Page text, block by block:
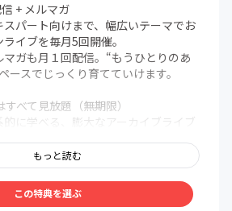
+ メルマガ
パート向けまで、幅広いテーマでお
イブを毎月5回開催。
ガも月１回配信。“もうひとりのあ
ースでじっくり育てていけます。
べて見放題（無期限）
的に学べる、膨大なアーカイブライブ
好きなタイミングでアクセスできま
コミュニティ
もっと読む
この特典を選ぶ